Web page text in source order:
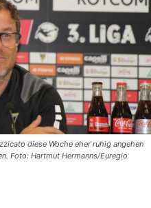
diese Woche eher ruhig angehen
Foto: Hartmut Hermanns/Euregio